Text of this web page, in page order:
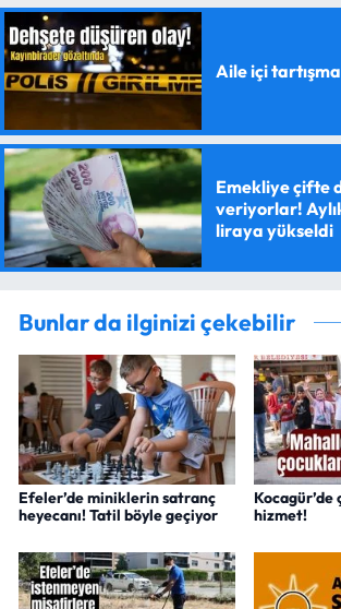
Aile içi
Emekliye çifte
veriyorlar!
liraya yükseldi
Bunlar da ilginizi çekebilir
Efeler’de miniklerin satranç
heyecanı! Tatil böyle geçiyor
hizmet!